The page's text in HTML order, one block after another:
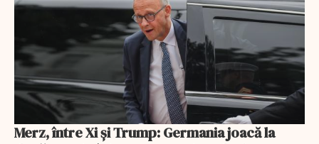
Merz, între Xi și Trump: Germania joacă la